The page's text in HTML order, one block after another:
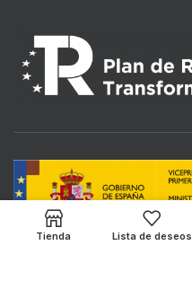
Tienda Lista de deseos